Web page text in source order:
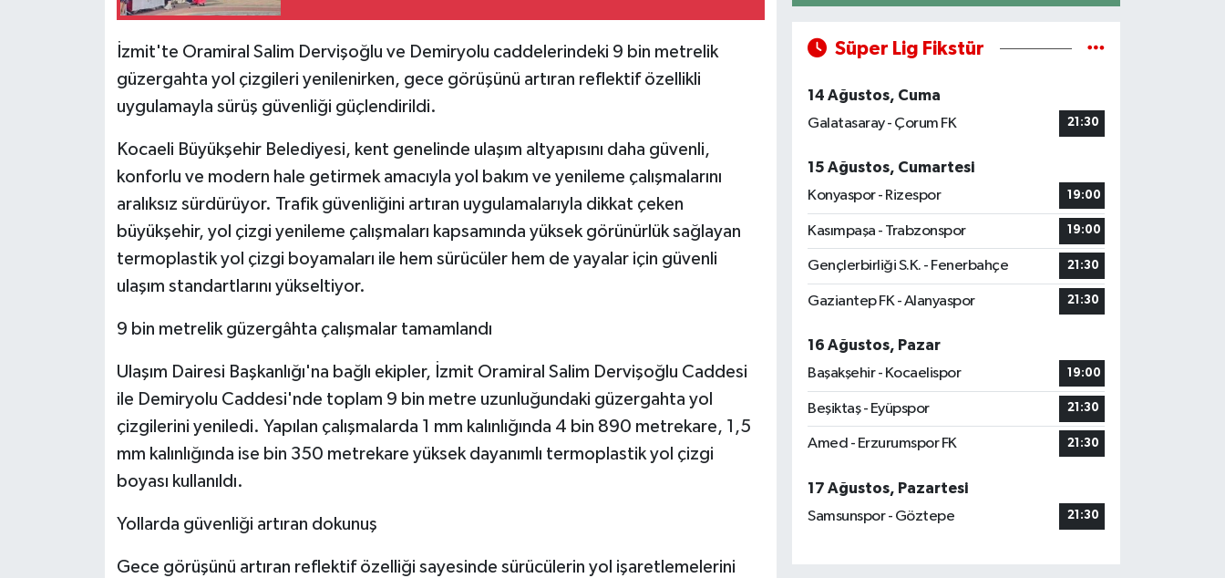
İzmit'te Oramiral Salim Dervişoğlu ve Demiryolu caddelerindeki 9 bin metrelik
güzergahta yol çizgileri yenilenirken, gece görüşünü artıran reflektif özellikli
uygulamayla sürüş güvenliği güçlendirildi.
Kocaeli Büyükşehir Belediyesi, kent genelinde ulaşım altyapısını daha güvenli,
konforlu ve modern hale getirmek amacıyla yol bakım ve yenileme çalışmalarını
aralıksız sürdürüyor. Trafik güvenliğini artıran uygulamalarıyla dikkat çeken
büyükşehir, yol çizgi yenileme çalışmaları kapsamında yüksek görünürlük sağlayan
termoplastik yol çizgi boyamaları ile hem sürücüler hem de yayalar için güvenli
ulaşım standartlarını yükseltiyor.
9 bin metrelik güzergâhta çalışmalar tamamlandı
Ulaşım Dairesi Başkanlığı'na bağlı ekipler, İzmit Oramiral Salim Dervişoğlu Caddesi
ile Demiryolu Caddesi'nde toplam 9 bin metre uzunluğundaki güzergahta yol
çizgilerini yeniledi. Yapılan çalışmalarda 1 mm kalınlığında 4 bin 890 metrekare, 1,5
mm kalınlığında ise bin 350 metrekare yüksek dayanımlı termoplastik yol çizgi
boyası kullanıldı.
Yollarda güvenliği artıran dokunuş
Gece görüşünü artıran reflektif özelliği sayesinde sürücülerin yol işaretlemelerini
Süper Lig Fikstür
14 Ağustos, Cuma
Galatasaray - Çorum FK
21:30
15 Ağustos, Cumartesi
Konyaspor - Rizespor
19:00
Kasımpaşa - Trabzonspor 19:00
Gençlerbirliği S.K. - Fenerbahçe 21:30
Gaziantep FK - Alanyaspor 21:30
16 Ağustos, Pazar
Başakşehir - Kocaelispor
19:00
Beşiktaş - Eyüpspor 21:30
Amed - Erzurumspor FK 21:30
17 Ağustos, Pazartesi
Samsunspor - Göztepe
21:30